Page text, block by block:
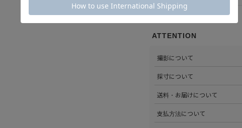
ATTENTION
撮影について
心がけています。詳しくは
採寸について
部サイズタブか、または
送料・お届けについて
ださい。
支払方法について